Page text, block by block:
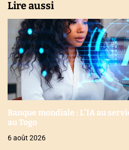
Lire aussi
Banque mondiale : L’IA au
au Togo
6 août 2026